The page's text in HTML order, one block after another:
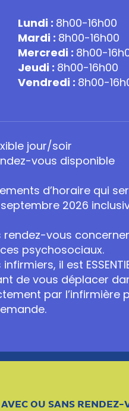
Lundi : 8h00-16h00
Mardi : 8h00-16h00
Mercredi : 8h00-
Jeudi : 8h00-16h00
Vendredi : 8h00-
jour/soir
vous disponible
d’horaire qui
2026
vous concernent
psychosociaux.
il est
de vous déplacer
par l’infirmière
OU SANS RENDEZ-